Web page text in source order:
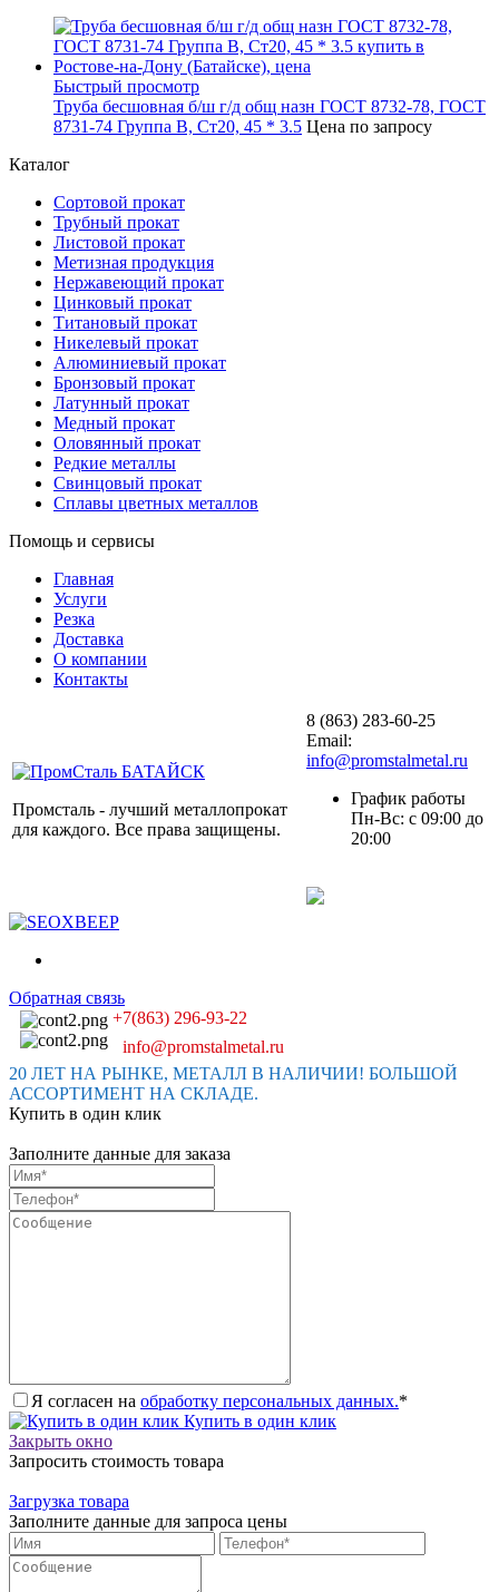
Быстрый просмотр
Труба бесшовная б/ш г/д общ назн ГОСТ 8732-78, ГОСТ
8731-74 Группа В, Ст20, 45 * 3.5 Цена по запросу
Каталог
Сортовой прокат
Трубный прокат
Листовой прокат
Метизная продукция
Нержавеющий прокат
Цинковый прокат
Титановый прокат
Никелевый прокат
Алюминиевый прокат
Бронзовый прокат
Латунный прокат
Медный прокат
Оловянный прокат
Редкие металлы
Свинцовый прокат
Сплавы цветных металлов
Помощь и сервисы
Главная
Услуги
Резка
Доставка
О компании
Контакты
Промсталь - лучший металлопрокат
для каждого. Все права защищены.
8 (863) 283-60-25
Email:
info@promstalmetal.ru
График работы
Пн-Вс: с 09:00 до
20:00
Обратная связь
+7(863) 296-93-22
info@promstalmetal.ru
20 ЛЕТ НА РЫНКЕ, МЕТАЛЛ В НАЛИЧИИ! БОЛЬШОЙ
АССОРТИМЕНТ НА СКЛАДЕ.
Купить в один клик
Заполните данные для заказа
Я согласен на обработку персональных данных.*
Купить в один клик
Закрыть окно
Запросить стоимость товара
Загрузка товара
Заполните данные для запроса цены